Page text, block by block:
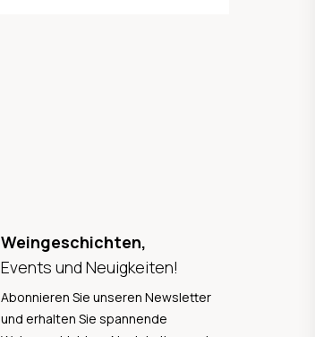
Weingeschichten,
Events und Neuigkeiten!
Abonnieren Sie unseren Newsletter
und erhalten Sie spannende